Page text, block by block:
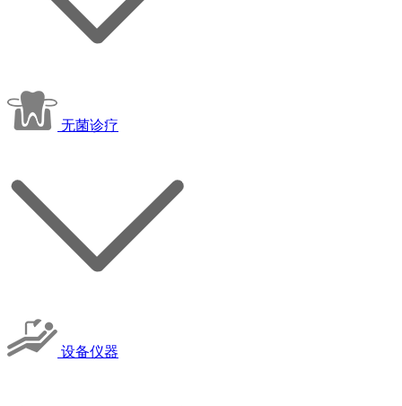
无菌诊疗
设备仪器